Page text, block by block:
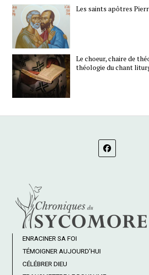
Les saints apôtres
Le choeur, chaire de
théologie du chant
ENRACINER SA FOI
TÉMOIGNER AUJOURD’HUI
CÉLÉBRER DIEU